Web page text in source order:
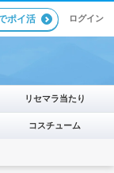
ポイ活 ログイン
リセマラ当たり
コスチューム